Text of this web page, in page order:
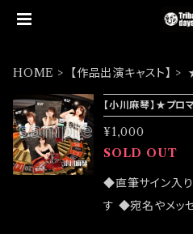
HOME 【作品出演キャスト】
【小川麻琴】★プロ
¥1,000
SOLD OUT
◆直筆サイン入り
す ◆宛名やメッ